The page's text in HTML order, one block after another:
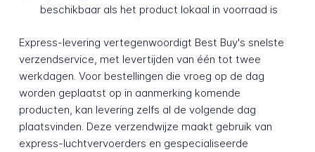
beschikbaar als het product lokaal in voorraad is
Express-levering vertegenwoordigt Best Buy's snelste
verzendservice, met levertijden van één tot twee
werkdagen. Voor bestellingen die vroeg op de dag
worden geplaatst op in aanmerking komende
producten, kan levering zelfs al de volgende dag
plaatsvinden. Deze verzendwijze maakt gebruik van
express-luchtvervoerders en gespecialiseerde